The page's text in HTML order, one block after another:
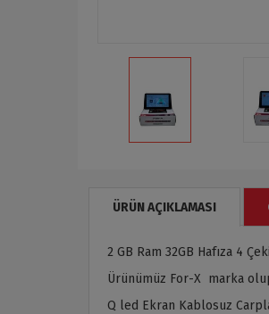
ÜRÜN AÇIKLAMASI
2 GB Ram 32GB Hafıza 4
Ürünümüz For-X marka
Q led Ekran Kablosuz